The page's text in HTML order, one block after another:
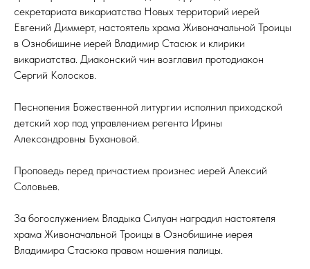
секретариата викариатства Новых территорий иерей
Евгений Диммерт, настоятель храма Живоначальной Троицы
в Ознобишине иерей Владимир Стасюк и клирики
викариатства. Диаконский чин возглавил протодиакон
Сергий Колосков.
Песнопения Божественной литургии исполнил приходской
детский хор под управлением регента Ирины
Александровны Бухановой.
Проповедь перед причастием произнес иерей Алексий
Соловьев.
За богослужением Владыка Силуан наградил настоятеля
храма Живоначальной Троицы в Ознобишине иерея
Владимира Стасюка правом ношения палицы.